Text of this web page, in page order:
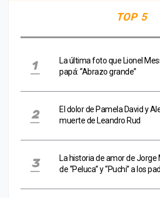
TOP 5
La última foto que Lionel
papá: “Abrazo grande”
El dolor de Pamela David y
muerte de Leandro Rud
La historia de amor de Jorge
de “Peluca” y “Puchi” a los